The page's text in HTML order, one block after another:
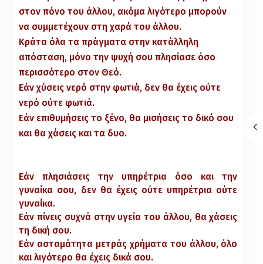
στον πόνο του άλλου, ακόμα λιγότερο μπορούν
να συμμετέχουν στη χαρά του άλλου.
Κράτα όλα τα πράγματα στην κατάλληλη
απόσταση, μόνο την ψυχή σου πλησίασε όσο
περισσότερο στον Θεό.
Εάν χύσεις νερό στην φωτιά, δεν θα έχεις ούτε
νερό ούτε φωτιά.
Εάν επιθυμήσεις το ξένο, θα μισήσεις το δικό σου
και θα χάσεις και τα δυο.
Εάν πλησιάσεις την υπηρέτρια όσο και την
γυναίκα σου, δεν θα έχεις ούτε υπηρέτρια ούτε
γυναίκα.
Εάν πίνεις συχνά στην υγεία του άλλου, θα χάσεις
τη δική σου.
Εάν ασταμάτητα μετράς χρήματα του άλλου, όλο
και λιγότερο θα έχεις δικά σου.